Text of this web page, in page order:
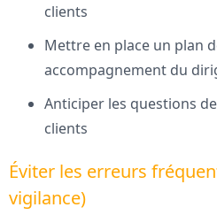
clients
Mettre en place un plan
accompagnement du
Anticiper les questions
clients
Éviter les erreurs
vigilance)